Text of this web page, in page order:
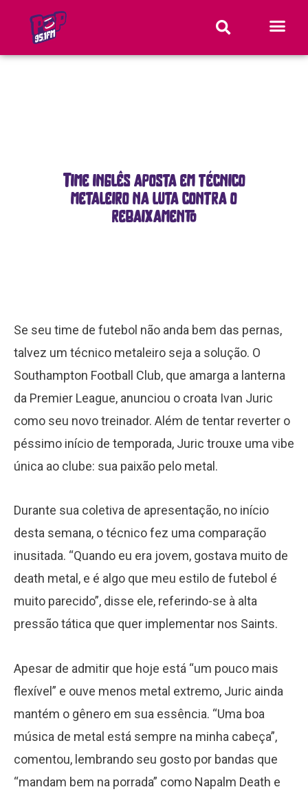
Time inglês aposta em técnico
metaleiro na luta contra o
rebaixamento
Se seu time de futebol não anda bem das pernas,
talvez um técnico metaleiro seja a solução. O
Southampton Football Club, que amarga a lanterna
da Premier League, anunciou o croata Ivan Juric
como seu novo treinador. Além de tentar reverter o
péssimo início de temporada, Juric trouxe uma vibe
única ao clube: sua paixão pelo metal.
Durante sua coletiva de apresentação, no início
desta semana, o técnico fez uma comparação
inusitada. “Quando eu era jovem, gostava muito de
death metal, e é algo que meu estilo de futebol é
muito parecido”, disse ele, referindo-se à alta
pressão tática que quer implementar nos Saints.
Apesar de admitir que hoje está “um pouco mais
flexível” e ouve menos metal extremo, Juric ainda
mantém o gênero em sua essência. “Uma boa
música de metal está sempre na minha cabeça”,
comentou, lembrando seu gosto por bandas que
“mandam bem na porrada” como Napalm Death e